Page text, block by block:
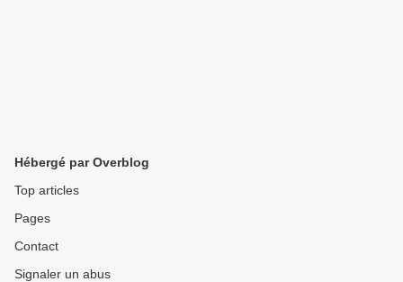
Hébergé par Overblog
Top articles
Pages
Contact
Signaler un abus